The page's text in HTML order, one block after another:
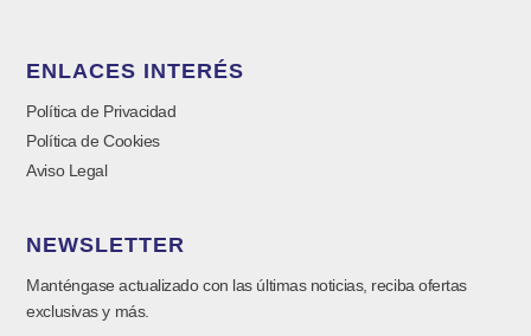
ENLACES INTERÉS
Política de Privacidad
Política de Cookies
Aviso Legal
NEWSLETTER
Manténgase actualizado con las últimas noticias, reciba ofertas
exclusivas y más.